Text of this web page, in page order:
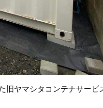
ヤマシタコンテナサービ